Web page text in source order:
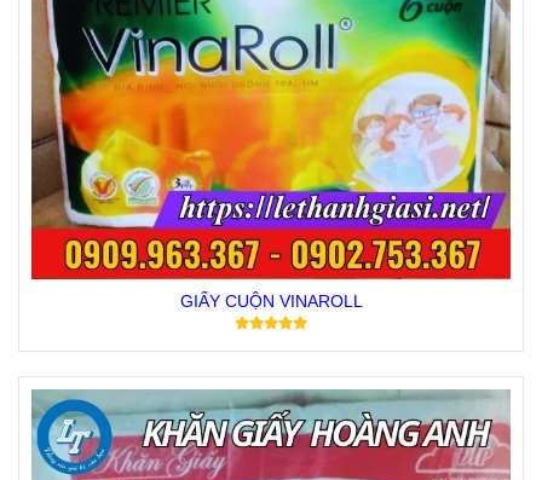
GIẤY CUỘN VINAROLL